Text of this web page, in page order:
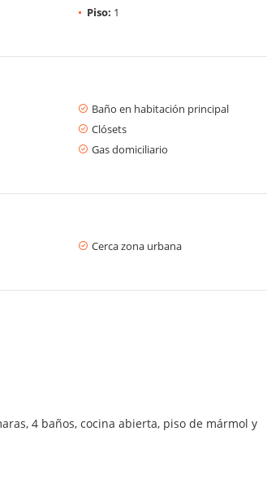
Piso: 1
Baño en habitación principal
Clósets
Gas domiciliario
Cerca zona urbana
4 baños, cocina abierta, piso de mármol y